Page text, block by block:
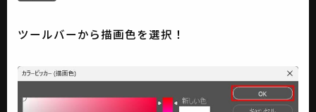
ツールバーから描画色を選択！